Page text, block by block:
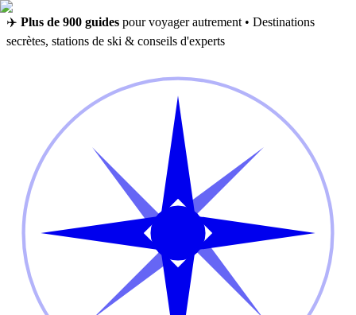
✈️ Plus de 900 guides pour voyager autrement • Destinations
secrètes, stations de ski & conseils d'experts